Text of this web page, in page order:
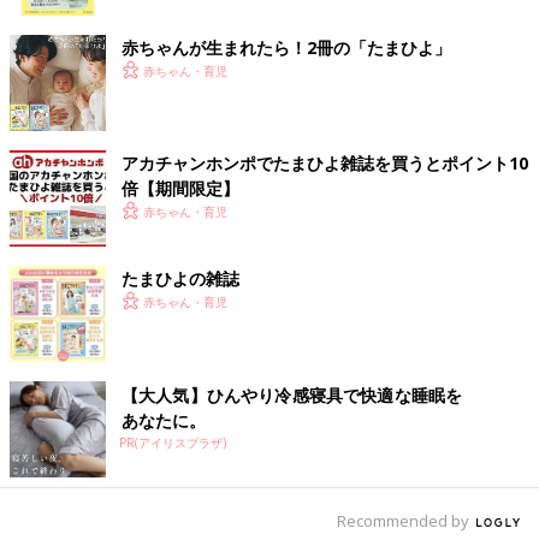
naaさんがシリーズ買いしているのが、
シリーズ」です。飯椀や汁椀は片手で持ち上げて食べるのが理想
ですが、食器が重いと持ち上げるのが億劫になってしまいます。
こちらのシリーズは名前の通りとても軽いので子どもも持ちやす
く、割れにくいので安心して使えますね。
長く使える！いにま陶房の「やさしい器」
赤ちゃんが生まれたら！2冊の「たまひよ」
赤ちゃん・育児
アカチャンホンポでたまひよ雑誌を買うとポイント10
倍【期間限定】
赤ちゃん・育児
たまひよの雑誌
赤ちゃん・育児
【大人気】ひんやり冷感寝具で快適な睡眠を
あなたに。
PR(アイリスプラザ)
Recommended by